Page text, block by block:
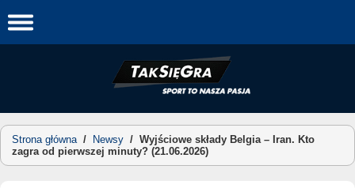
to
Strona główna/ Newsy / Wyjściowe składy Belgia – Iran. Kto
zagra od pierwszej minuty? (21.06.2026)